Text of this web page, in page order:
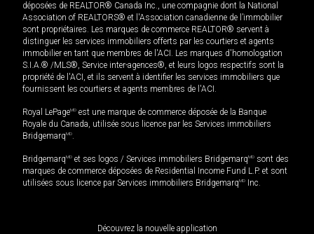
déposées de REALTOR® Canada Inc., une compagnie dont la National
Association of REALTORS® et l'Association canadienne de l’immobilier
sont propriétaires. Les marques de commerce REALTOR® servent à
distinguer les services immobiliers offerts par les courtiers et agents
immobilier en tant que membres de l'ACI. Les marques d'homologation
S.I.A.® /MLS®, Service inter-agences®, et leurs logos respectifs sont la
propriété de l'ACI, et ils servent à identifier les services immobiliers que
fournissent les courtiers et agents membres de l'ACI.
Royal LePageMD est une marque de commerce déposée de la Banque
Royale du Canada, utilisée sous licence par les Services immobiliers
BridgemarqMD.
BridgemarqMD et ses logos / Services immobiliers BridgemarqMD sont des
marques de commerce déposées de Residential Income Fund L.P. et sont
utilisées sous licence par Services immobiliers BridgemarqMD Inc.
Découvrez la nouvelle application